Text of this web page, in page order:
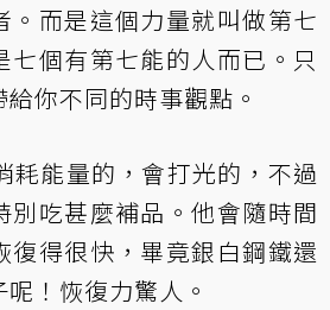
。而是這個力量就叫做第七
七個有第七能的人而已。只
你不同的時事觀點。
耗能量的，會打光的，不過
別吃甚麼補品。他會隨時間
復得很快，畢竟銀白鋼鐵還
！恢復力驚人。